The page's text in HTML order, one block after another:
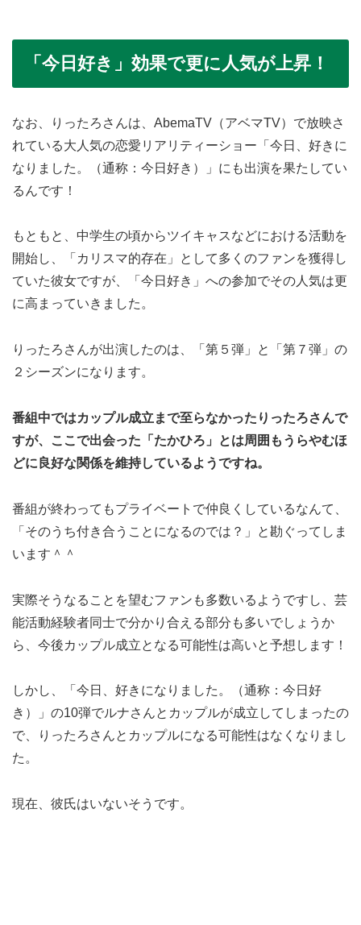
「今日好き」効果で更に人気が上昇！
なお、りったろさんは、AbemaTV（アベマTV）で放映さ
れている大人気の恋愛リアリティーショー「今日、好きに
なりました。（通称：今日好き）」にも出演を果たしてい
るんです！
もともと、中学生の頃からツイキャスなどにおける活動を
開始し、「カリスマ的存在」として多くのファンを獲得し
ていた彼女ですが、「今日好き」への参加でその人気は更
に高まっていきました。
りったろさんが出演したのは、「第５弾」と「第７弾」の
２シーズンになります。
番組中ではカップル成立まで至らなかったりったろさんで
すが、ここで出会った「たかひろ」とは周囲もうらやむほ
どに良好な関係を維持しているようですね。
番組が終わってもプライベートで仲良くしているなんて、
「そのうち付き合うことになるのでは？」と勘ぐってしま
います＾＾
実際そうなることを望むファンも多数いるようですし、芸
能活動経験者同士で分かり合える部分も多いでしょうか
ら、今後カップル成立となる可能性は高いと予想します！
しかし、「今日、好きになりました。（通称：今日好
き）」の10弾でルナさんとカップルが成立してしまったの
で、りったろさんとカップルになる可能性はなくなりまし
た。
現在、彼氏はいないそうです。